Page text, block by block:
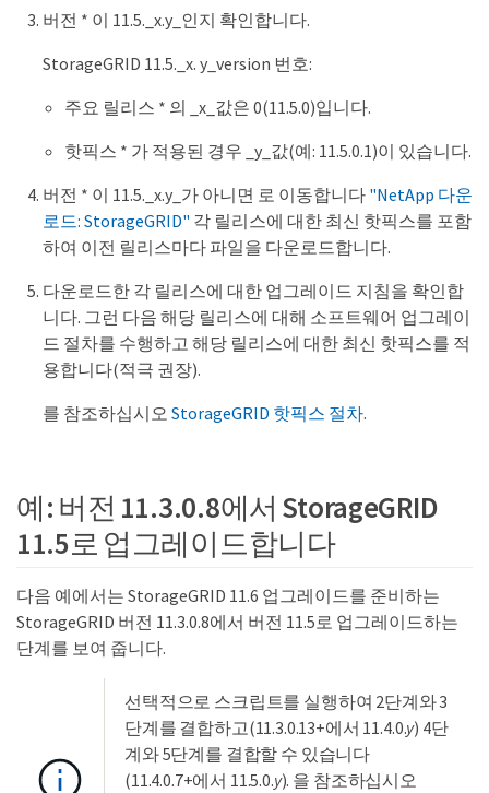
버전 * 이 11.5._x.y_인지 확인합니다.
StorageGRID 11.5._x. y_version 번호:
주요 릴리스 * 의 _x_값은 0(11.5.0)입니다.
핫픽스 * 가 적용된 경우 _y_값(예: 11.5.0.1)이 있습니다.
버전 * 이 11.5._x.y_가 아니면 로 이동합니다 "NetApp 다운
로드: StorageGRID" 각 릴리스에 대한 최신 핫픽스를 포함
하여 이전 릴리스마다 파일을 다운로드합니다.
다운로드한 각 릴리스에 대한 업그레이드 지침을 확인합
니다. 그런 다음 해당 릴리스에 대해 소프트웨어 업그레이
드 절차를 수행하고 해당 릴리스에 대한 최신 핫픽스를 적
용합니다(적극 권장).
를 참조하십시오 StorageGRID 핫픽스 절차.
예: 버전 11.3.0.8에서 StorageGRID
11.5로 업그레이드합니다
다음 예에서는 StorageGRID 11.6 업그레이드를 준비하는
StorageGRID 버전 11.3.0.8에서 버전 11.5로 업그레이드하는
단계를 보여 줍니다.
선택적으로 스크립트를 실행하여 2단계와 3
단계를 결합하고(11.3.0.13+에서 11.4.0.y) 4단
계와 5단계를 결합할 수 있습니다
(11.4.0.7+에서 11.5.0.y). 을 참조하십시오